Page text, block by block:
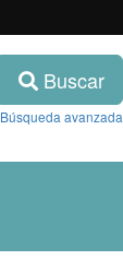
Buscar
Búsqueda avanzada